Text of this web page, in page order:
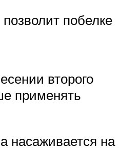
побелке
второго
применять
насаживается на